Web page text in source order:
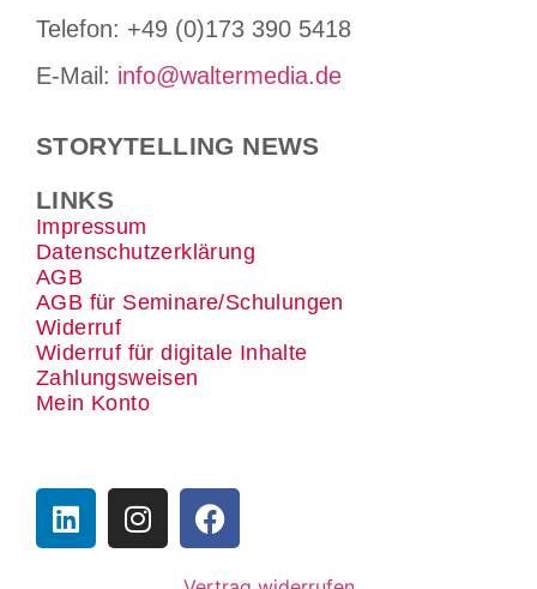
Tele­fon: +49 (0)173 390 5418
E-Mail: info@waltermedia.de
STORYTELLING NEWS
LINKS
Impressum
Datenschutzerklärung
AGB
AGB für Seminare/Schulungen
Widerruf
Widerruf für digitale Inhalte
Zahlungsweisen
Mein Konto